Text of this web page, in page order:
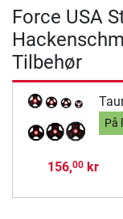
Force USA
Tilbehør
På
156,00kr